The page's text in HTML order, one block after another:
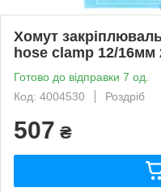
Хомут
hose clamp 12/16мм
Готово до відправки 7 од.
Код: 4004530
Роздріб
507 ₴